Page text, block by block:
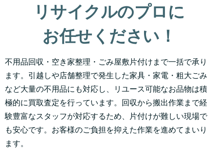
リサイクルのプロに
お任せください！
不用品回収・空き家整理・ごみ屋敷片付けまで一括で承り
ます。引越しや店舗整理で発生した家具・家電・粗大ごみ
など大量の不用品にも対応し、リユース可能なお品物は積
極的に買取査定を行っています。回収から搬出作業まで経
験豊富なスタッフが対応するため、片付けが難しい現場で
も安心です。お客様のご負担を抑えた作業を進めてまいり
ます。